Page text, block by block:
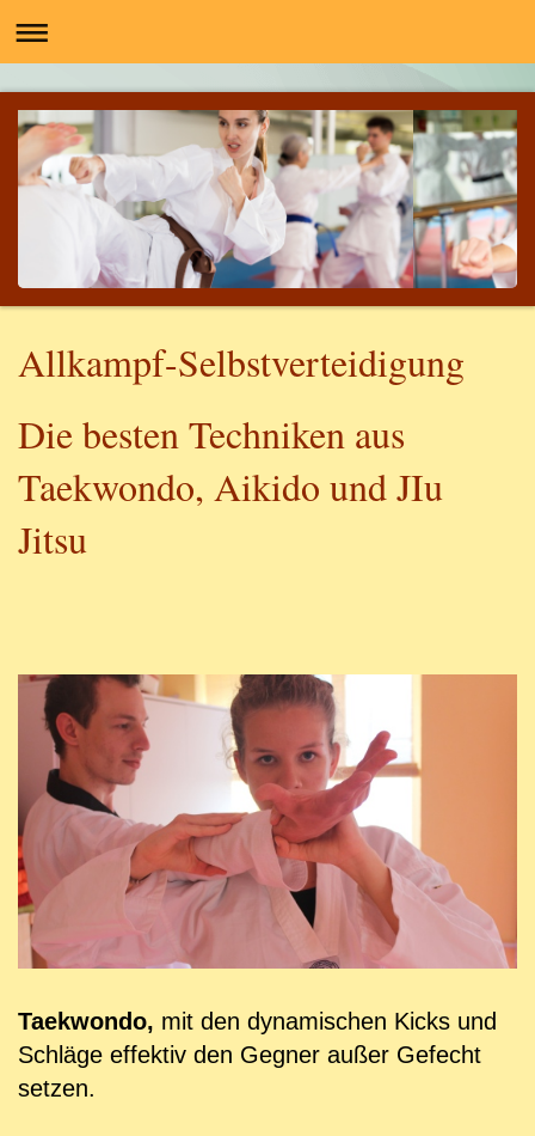
Allkampf-Selbstverteidigung
Die besten Techniken aus
Taekwondo, Aikido und JIu
Jitsu
Taekwondo, mit den dynamischen Kicks und
Schläge effektiv den Gegner außer Gefecht
setzen.